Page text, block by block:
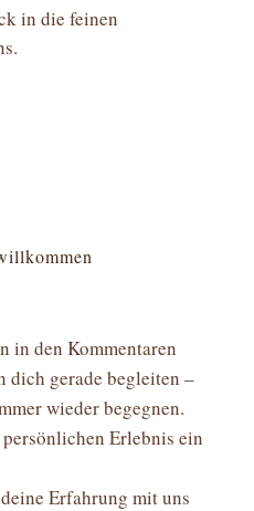
in die feinen
in den Kommentaren
dich gerade begleiten –
wieder begegnen.
Erlebnis ein
Erfahrung mit uns